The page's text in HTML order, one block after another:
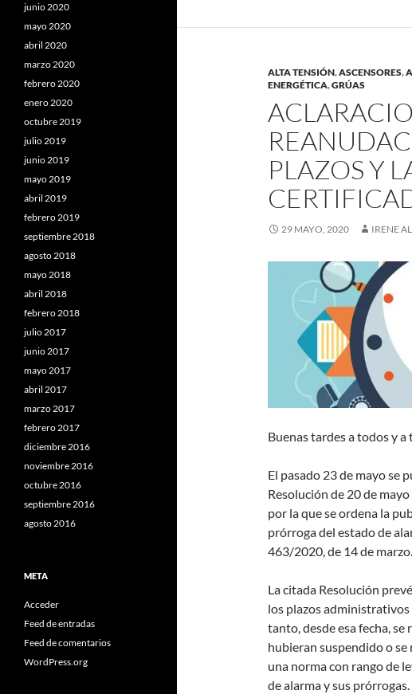
ALTA TENSIÓN,ASCENSORES,
ENERGÉTICA,GRÚAS
PLAZOS Y
29 MAYO, 2020 IRENE
Buenas tardes a todos y a
El pasado 23 de mayo se
Resolución de 20 de
por la que se ordena la
prórroga del estado de
463/2020, de 14 de marzo.
La citada Resolución
los plazos
tanto, desde esa fecha,
hubieran suspendido o
una norma con rango de
de alarma y sus prórrogas.
junio 2020
mayo 2020
abril 2020
marzo 2020
febrero 2020
enero 2020
octubre 2019
julio 2019
junio 2019
mayo 2019
abril 2019
febrero 2019
septiembre 2018
agosto 2018
mayo 2018
abril 2018
febrero 2018
julio 2017
junio 2017
mayo 2017
abril 2017
marzo 2017
febrero 2017
diciembre 2016
noviembre 2016
octubre 2016
septiembre 2016
agosto 2016
META
Acceder
Feed de entradas
Feed de comentarios
WordPress.org